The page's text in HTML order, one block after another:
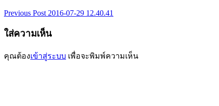
เมนู
นำทาง
เรื่อง
Previous Post 2016-07-29 12.40.41
ใส่ความเห็น
คุณต้องเข้าสู่ระบบ เพื่อจะพิมพ์ความเห็น